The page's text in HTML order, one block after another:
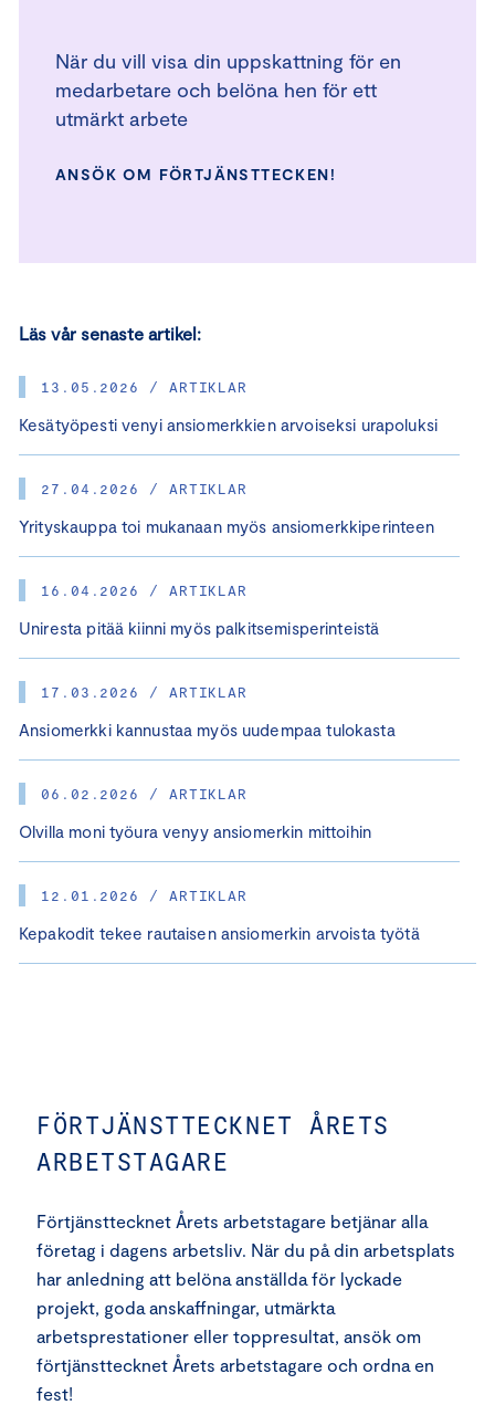
När du vill visa din uppskattning för en
medarbetare och belöna hen för ett
utmärkt arbete
ANSÖK OM FÖRTJÄNSTTECKEN!
Läs vår senaste artikel:
13.05.2026 / ARTIKLAR
Kesätyöpesti venyi ansiomerkkien arvoiseksi urapoluksi
27.04.2026 / ARTIKLAR
Yrityskauppa toi mukanaan myös ansiomerkkiperinteen
16.04.2026 / ARTIKLAR
Uniresta pitää kiinni myös palkitsemisperinteistä
17.03.2026 / ARTIKLAR
Ansiomerkki kannustaa myös uudempaa tulokasta
06.02.2026 / ARTIKLAR
Olvilla moni työura venyy ansiomerkin mittoihin
12.01.2026 / ARTIKLAR
Kepakodit tekee rautaisen ansiomerkin arvoista työtä
FÖRTJÄNSTTECKNET ÅRETS
ARBETSTAGARE
Förtjänsttecknet Årets arbetstagare betjänar alla
företag i dagens arbetsliv. När du på din arbetsplats
har anledning att belöna anställda för lyckade
projekt, goda anskaffningar, utmärkta
arbetsprestationer eller toppresultat, ansök om
förtjänsttecknet Årets arbetstagare och ordna en
fest!